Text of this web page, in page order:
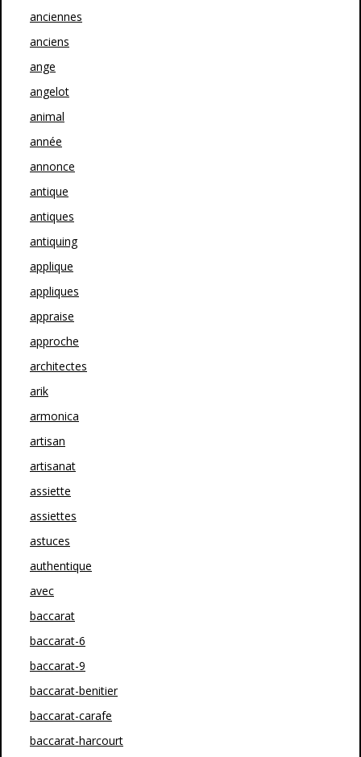
anciennes
anciens
ange
angelot
animal
année
annonce
antique
antiques
antiquing
applique
appliques
appraise
approche
architectes
arik
armonica
artisan
artisanat
assiette
assiettes
astuces
authentique
avec
baccarat
baccarat-6
baccarat-9
baccarat-benitier
baccarat-carafe
baccarat-harcourt